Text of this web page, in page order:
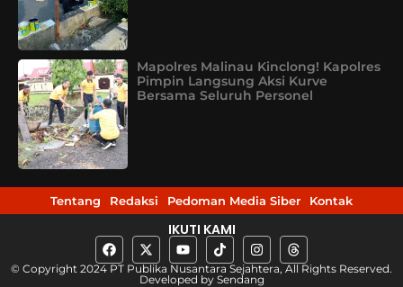
Mapolres Malinau Kinclong! Kapolres
Pimpin Langsung Aksi Kurve
Bersama Seluruh Personel
Tentang Redaksi Pedoman Media Siber Kontak
IKUTI KAMI
© Copyright 2024 PT Publika Nusantara Sejahtera, All Rights Reserved.
Developed by Sendang